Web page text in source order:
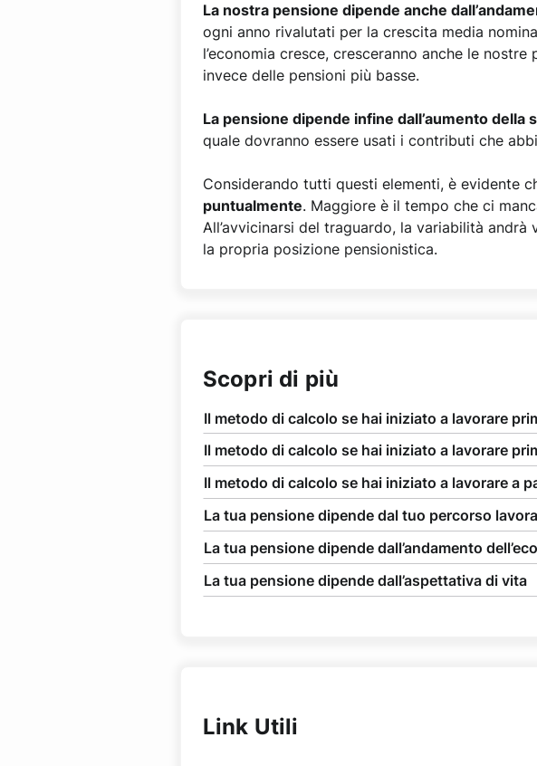
La nostra pensione dipende anche
ogni anno rivalutati per la crescita media
l’economia cresce, cresceranno anche le
invece delle pensioni più basse.
La pensione dipende infine dall’aumento della
quale dovranno essere usati i contributi che
Considerando tutti questi elementi, è evidente
puntualmente. Maggiore è il tempo che ci
All’avvicinarsi del traguardo, la variabilità
la propria posizione pensionistica.
Scopri di più
Il metodo di calcolo se hai iniziato a lavorare
Il metodo di calcolo se hai iniziato a lavorare
Il metodo di calcolo se hai iniziato a lavorare a
La tua pensione dipende dal tuo percorso
La tua pensione dipende dall’andamento
La tua pensione dipende dall’aspettativa di vita
Link Utili